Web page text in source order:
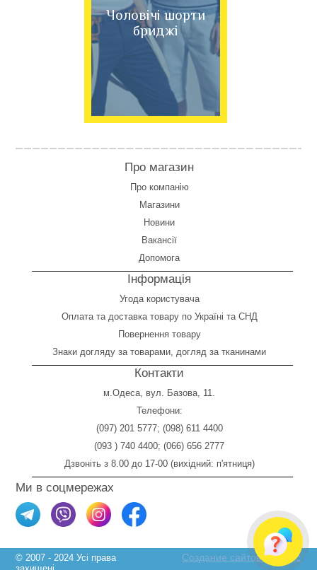
Чоловічі шорти
бриджі
Про магазин
Про компанію
Магазини
Новини
Вакансії
Допомога
Інформація
Угода користувача
Оплата та доставка товару по Україні та СНД
Повернення товару
Знаки догляду за товарами, догляд за тканинами
Контакти
м.Одеса, вул. Базова, 11.
Телефони:
(097) 201 5777; (098) 611 4400
(093 ) 740 4400; (066) 656 2777
Дзвоніть з 8.00 до 17-00 (вихідний: п'ятниця)
Ми в соцмережах
© 2007 - 2024 Усі права
Создание сайтов Skylogic